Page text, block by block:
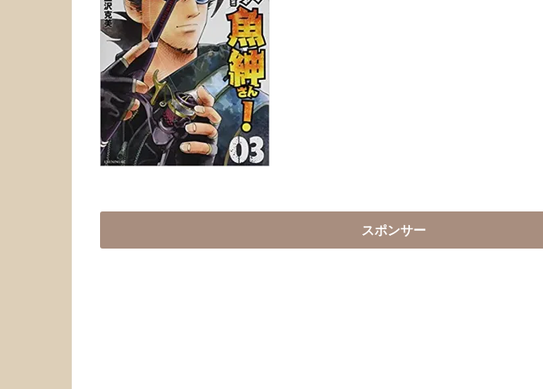
スポンサー